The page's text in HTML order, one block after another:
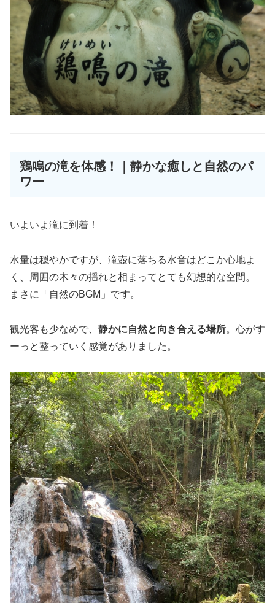
鶏鳴の滝を体感！｜静かな癒しと自然のパ
ワー
いよいよ滝に到着！
水量は穏やかですが、滝壺に落ちる水音はどこか心地よ
く、周囲の木々の揺れと相まってとても幻想的な空間。
まさに「自然のBGM」です。
観光客も少なめで、 静かに自然と向き合える場所。心がす
ーっと整っていく感覚がありました。